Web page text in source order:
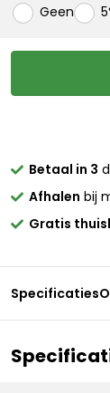
Geen
Betaal in 3
Afhalen bij
Gratis
Specificaties